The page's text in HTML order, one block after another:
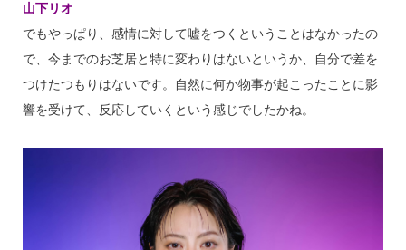
山下リオ
でもやっぱり、感情に対して嘘をつくということはなかったの
で、今までのお芝居と特に変わりはないというか、自分で差を
つけたつもりはないです。自然に何か物事が起こったことに影
響を受けて、反応していくという感じでしたかね。